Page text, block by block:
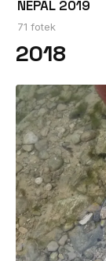
NEPÁL 2019
71 fotek
2018